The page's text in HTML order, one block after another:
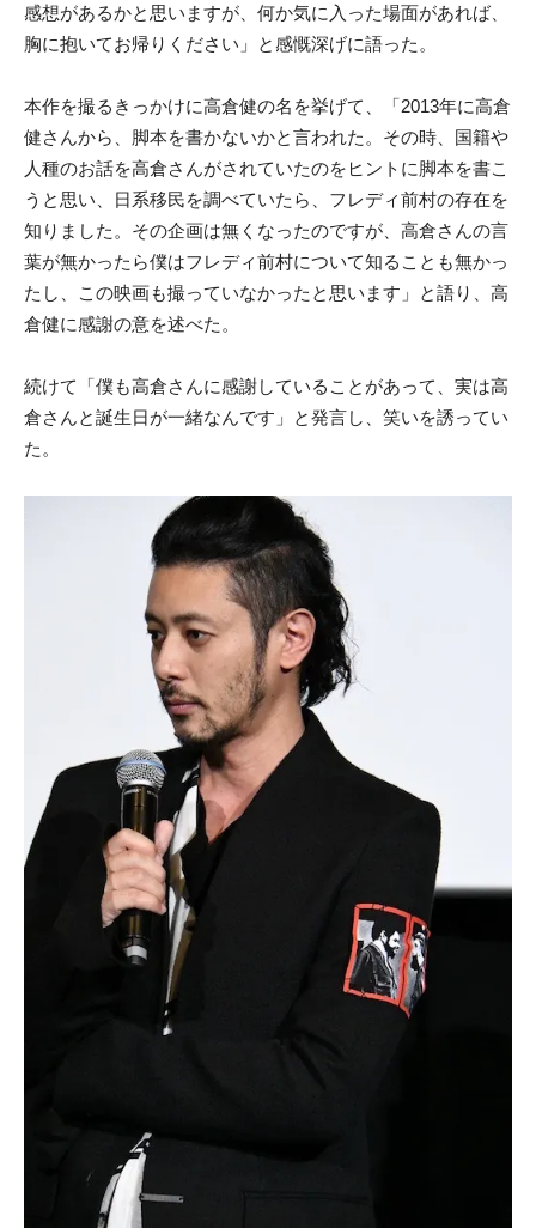
感想があるかと思いますが、何か気に入った場面があれば、
胸に抱いてお帰りください」と感慨深げに語った。
本作を撮るきっかけに高倉健の名を挙げて、「2013年に高倉
健さんから、脚本を書かないかと言われた。その時、国籍や
人種のお話を高倉さんがされていたのをヒントに脚本を書こ
うと思い、日系移民を調べていたら、フレディ前村の存在を
知りました。その企画は無くなったのですが、高倉さんの言
葉が無かったら僕はフレディ前村について知ることも無かっ
たし、この映画も撮っていなかったと思います」と語り、高
倉健に感謝の意を述べた。
続けて「僕も高倉さんに感謝していることがあって、実は高
倉さんと誕生日が一緒なんです」と発言し、笑いを誘ってい
た。